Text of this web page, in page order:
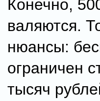
Конечно,
валяются.
нюансы:
ограничен
тысяч